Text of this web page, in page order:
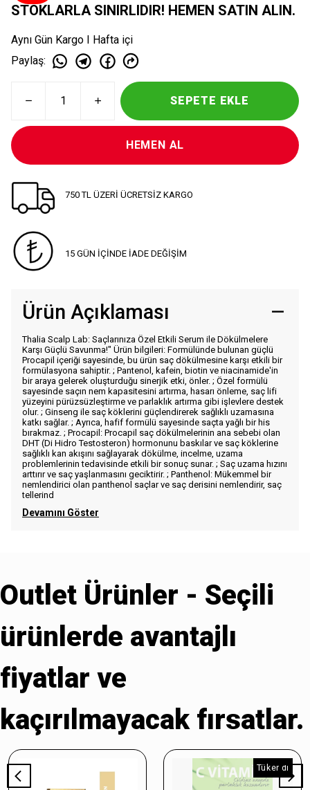
STOKLARLA SINIRLIDIR! HEMEN SATIN ALIN.
Aynı Gün Kargo I Hafta içi
Paylaş:
SEPETE EKLE
HEMEN AL
750 TL ÜZERİ ÜCRETSİZ KARGO
15 GÜN İÇİNDE İADE DEĞİŞİM
Ürün Açıklaması
Thalia Scalp Lab: Saçlarınıza Özel Etkili Serum ile Dökülmelere
Karşı Güçlü Savunma!" Ürün bilgileri: Formülünde bulunan güçlü
Procapil içeriği sayesinde, bu ürün saç dökülmesine karşı etkili bir
formülasyona sahiptir. ; Pantenol, kafein, biotin ve niacinamide'in
bir araya gelerek oluşturduğu sinerjik etki, önler. ; Özel formülü
sayesinde saçın nem kapasitesini artırma, hasarı önleme, saç lifi
yüzeyini pürüzsüzleştirme ve parlaklık artırma gibi işlevlere destek
olur. ; Ginseng ile saç köklerini güçlendirerek sağlıklı uzamasına
katkı sağlar. ; Ayrıca, hafif formülü sayesinde saçta yağlı bir his
bırakmaz. ; Procapil: Procapil saç dökülmelerinin ana sebebi olan
DHT (Di Hidro Testosteron) hormonunu baskılar ve saç köklerine
sağlıklı kan akışını sağlayarak dökülme, incelme, uzama
problemlerinin tedavisinde etkili bir sonuç sunar. ; Saç uzama hızını
arttırır ve saç yaşlanmasını geciktirir. ; Panthenol: Mükemmel bir
nemlendirici olan panthenol saçlar ve saç derisini nemlendirir, saç
tellerind
Devamını Göster
Outlet Ürünler - Seçili
ürünlerde avantajlı
fiyatlar ve
kaçırılmayacak fırsatlar.
Tükendi